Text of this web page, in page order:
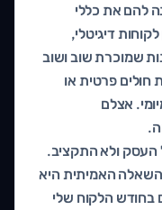
להם את כללי
דיגיטלי,
שמוכרת שוב ושוב
חולים פרטית או
אצלם
העסק ולא התקציב.
האמיתית היא
הלקוח שלי